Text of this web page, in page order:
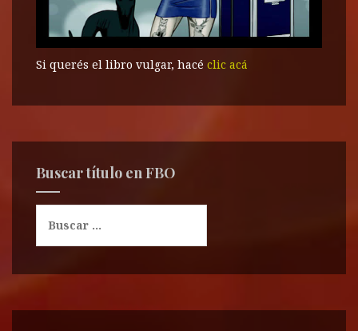
Si querés el libro vulgar, hacé clic acá
Buscar título en FBO
s